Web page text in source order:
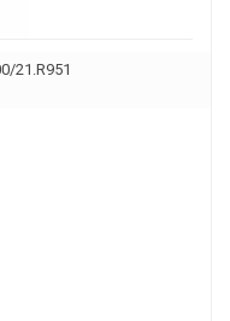
21.R951